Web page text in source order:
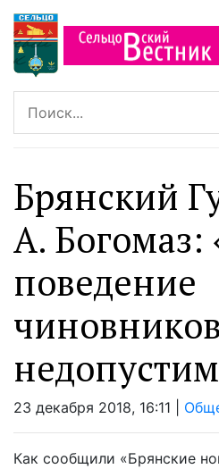
Брянский
А. Богомаз:
поведение
23 декабря 2018, 16:11 |
Как сообщили «Брянские